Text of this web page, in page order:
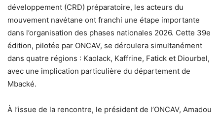
développement (CRD) préparatoire, les acteurs du
mouvement navétane ont franchi une étape importante
dans l’organisation des phases nationales 2026. Cette 39e
édition, pilotée par ONCAV, se déroulera simultanément
dans quatre régions : Kaolack, Kaffrine, Fatick et Diourbel,
avec une implication particulière du département de
Mbacké.
À l’issue de la rencontre, le président de l’ONCAV, Amadou